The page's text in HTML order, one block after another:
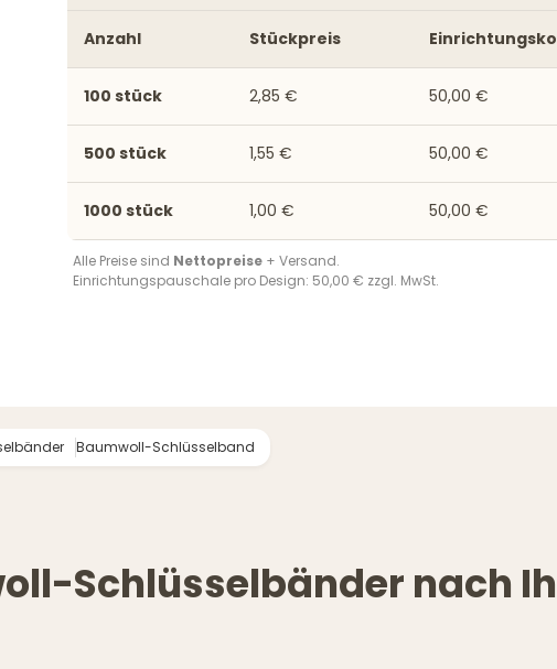
Anzahl Stückpreis
100 stück 2,85 € 50,00 €
500 stück 1,55 € 50,00 €
1000 stück 1,00 € 50,00 €
Alle Preise sind Nettopreise + Versand.
Einrichtungspauschale pro Design: 50,00 € zzgl. MwSt.
Baumwoll-Schlüsselband
Schlüsselbänder nach